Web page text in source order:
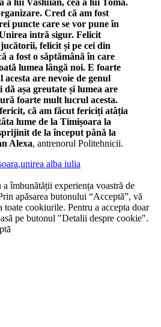
a lui Vasluian, cea a lui Toma.
Cred că am fost
puncte care se vor pune în
intră sigur. Felicit
felicit și pe cei din
a fost o săptămână în care
lumea lângă noi. E foarte
are nevoie de genul
așa greutate și lumea are
foarte mult lucrul acesta.
că am făcut fericiți atâția
lume de la Timișoara la
de la început până la
Alexa, antrenorul Politehnicii.
,unirea alba iulia
îmbunătății experiența voastră de
apăsarea butonului “Acceptă”, vă
cookiurile. Pentru a accepta doar
pe butonul "Detalii despre cookie".